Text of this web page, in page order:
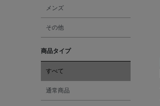
メンズ
その他
商品タイプ
すべて
通常商品